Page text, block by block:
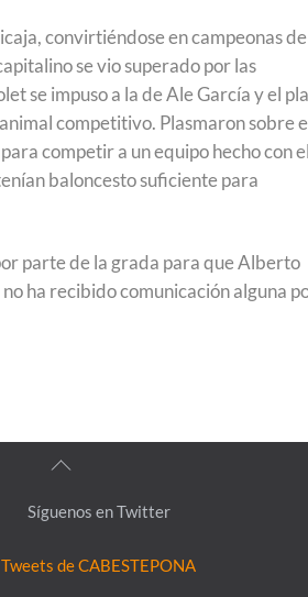
convirtiéndose en campeonas de
se vio superado por las
se impuso a la de Ale García y el
competitivo. Plasmaron sobre
competir a un equipo hecho con
baloncesto suficiente para
parte de la grada para que Alberto
ha recibido comunicación alguna
Back
Top
Síguenos en Twitter
Tweets de CABESTEPONA